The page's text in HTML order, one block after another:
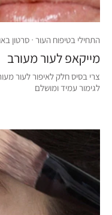
התחילי בטיפוח העור · סרטון באורך 1:38
מייקאפ לעור מעורב
צרי בסיס חלק לאיפור לעור
לגימור עמיד ומושלם